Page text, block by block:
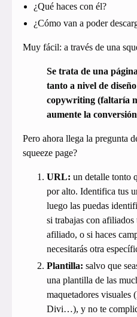
¿Qué haces con él?
¿Cómo van a poder
Muy fácil: a través de una
Se trata de una
tanto a nivel de
copywriting (faltaría
aumente la
Pero ahora llega la pregunta
squeeze page?
URL: un detalle tonto
por alto. Identifica tus
luego las puedas
si trabajas con afiliados
afiliado, o si haces
necesitarás otra
Plantilla: salvo que
una plantilla de las
maquetadores visuales
Divi…), y no te